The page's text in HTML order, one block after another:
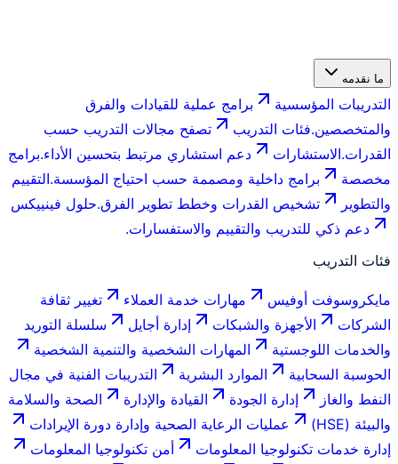
ما نقدمه
التدريبات المؤسسية
برامج عملية للقيادات والفرق
والمتخصصين.فئات التدريب
تصفح مجالات التدريب حسب
القدرات.الاستشارات دعم استشاري مرتبط بتحسين الأداء.برامج
مخصصة
برامج داخلية ومصممة حسب احتياج المؤسسة.التقييم
والتطوير
تشخيص القدرات وخطط تطوير الفرق.حلول فينييكس
دعم ذكي للتدريب والتقييم والاستفسارات.
فئات التدريب
مايكروسوفت أوفيس مهارات خدمة العملاء
تغيير ثقافة
الشركات
الأجهزة والشبكات إدارة أجايل
سلسلة التوريد
والخدمات اللوجستية
المهارات الشخصية والتنمية الشخصية
الحوسبة السحابية
الموارد البشرية
التدريبات الفنية في مجال
النفط والغاز
إدارة الجودة القيادة والإدارة
الصحة والسلامة
والبيئة (HSE)
عمليات الرعاية الصحية وإدارة دورة الإيرادات
إدارة خدمات تكنولوجيا المعلومات
أمن تكنولوجيا المعلومات